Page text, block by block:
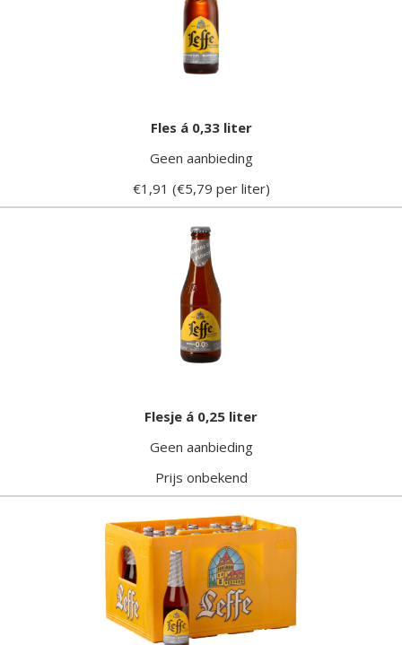
Fles á 0,33 liter
Geen aanbieding
€1,91 (€5,79 per liter)
Flesje á 0,25 liter
Geen aanbieding
Prijs onbekend